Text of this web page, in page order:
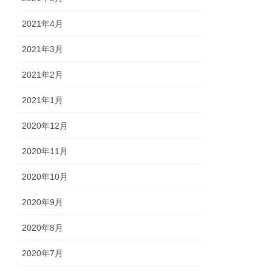
2021年4月
2021年3月
2021年2月
2021年1月
2020年12月
2020年11月
2020年10月
2020年9月
2020年8月
2020年7月